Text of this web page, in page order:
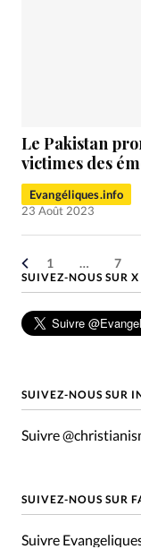
Le Pakistan
victimes des
Evangéliques.info
23 Août 2023
1 … 7
SUIVEZ-NOUS SUR X
SUIVEZ-NOUS SUR
Suivre
SUIVEZ-NOUS SUR
Suivre